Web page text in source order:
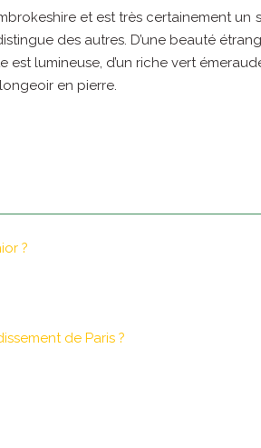
et est très certainement un
des autres. D’une beauté
lumineuse, d’un riche vert
en pierre.
?
de Paris ?